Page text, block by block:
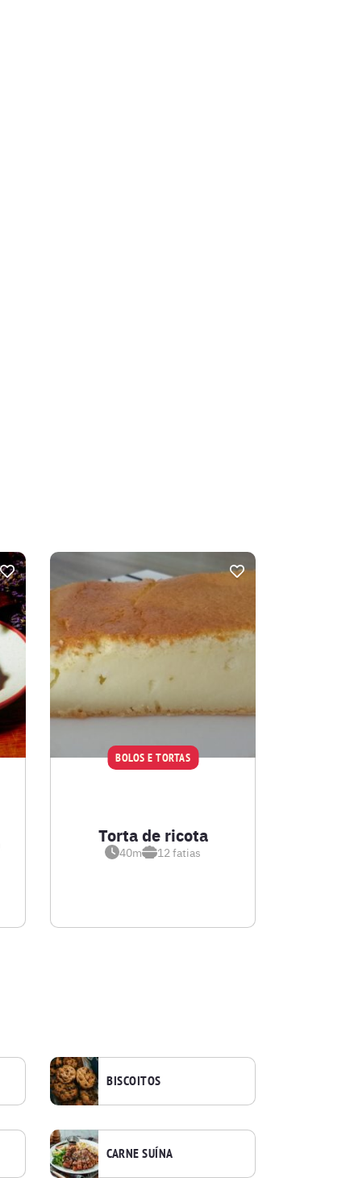
BOLOS E TORTAS
Torta de ricota
40m 12fatias
BISCOITOS
CARNE SUÍNA